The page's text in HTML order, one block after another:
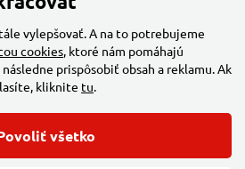
kotouč 115mm, P80
vylepšovať. A na to potrebujeme
cookies, ktoré nám pomáhajú
prispôsobiť obsah a reklamu. Ak
kliknite tu.
všetko